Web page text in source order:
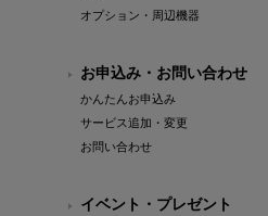
オプション・周辺機器
お申込み・お問い合わせ
かんたんお申込み
サービス追加・変更
お問い合わせ
イベント・プレゼント